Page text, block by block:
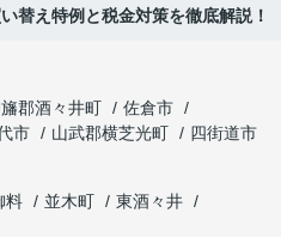
替え特例と税金対策を徹底解説！
郡酒々井町
佐倉市
市 山武郡横芝光町
四街道市
料 並木町
東酒々井